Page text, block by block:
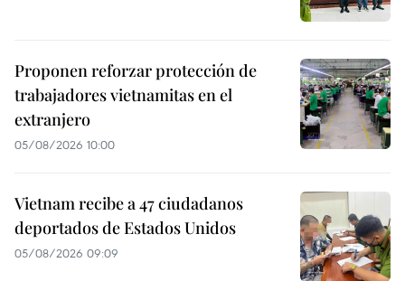
Proponen reforzar protección de
trabajadores vietnamitas en el
extranjero
05/08/2026 10:00
Vietnam recibe a 47 ciudadanos
deportados de Estados Unidos
05/08/2026 09:09